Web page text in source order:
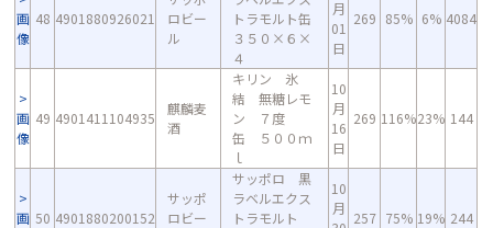
画
像
48 4901880926021
ロビー
ル
トラモルト缶
３５０×６×
４
月
01
日
269 85% 6% 4084
画
像
49 4901411104935
麒麟麦
酒
キリン 氷
結 無糖レモ
ン ７度
缶 ５００ｍ
ｌ
10
月
16
日
269 116%23% 144
画 50 4901880200152
サッポ
ロビー
サッポロ 黒
ラベルエクス
トラモルト
10
月
257 75% 19% 244